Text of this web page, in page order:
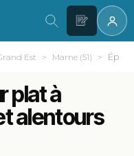
Est Marne (51)
plat à
alentours